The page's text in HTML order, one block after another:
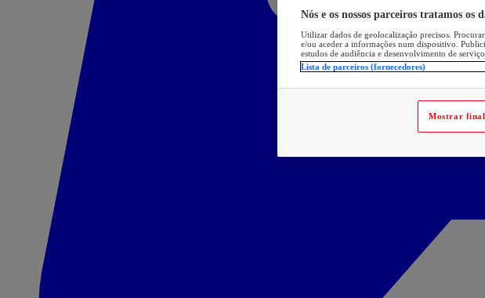
Nós e os nossos parceiros tratamos os
Utilizar dados de geolocalização precisos.
e/ou aceder a informações num dispositivo.
estudos de audiência e desenvolvimento de
Lista de parceiros (fornecedores)
Mostrar